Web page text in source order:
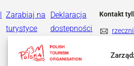
Zarabiaj na
turystyce
Deklaracja
dostępności
Kontakt